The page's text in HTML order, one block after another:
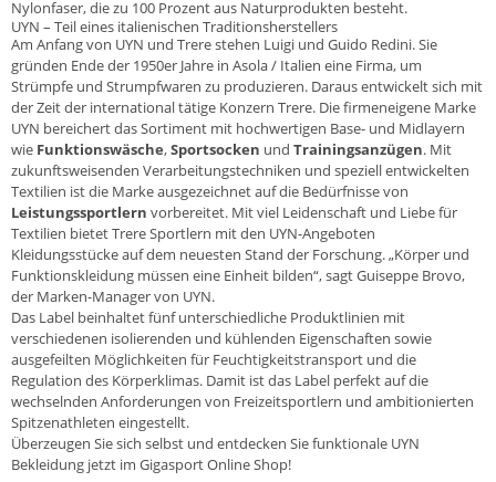
Nylonfaser, die zu 100 Prozent aus Naturprodukten besteht.
UYN – Teil eines italienischen Traditionsherstellers
Am Anfang von UYN und Trere stehen Luigi und Guido Redini. Sie
gründen Ende der 1950er Jahre in Asola / Italien eine Firma, um
Strümpfe und Strumpfwaren zu produzieren. Daraus entwickelt sich mit
der Zeit der international tätige Konzern Trere. Die firmeneigene Marke
UYN bereichert das Sortiment mit hochwertigen Base- und Midlayern
wie Funktionswäsche,Sportsocken und Trainingsanzügen. Mit
zukunftsweisenden Verarbeitungstechniken und speziell entwickelten
Textilien ist die Marke ausgezeichnet auf die Bedürfnisse von
Leistungssportlern vorbereitet. Mit viel Leidenschaft und Liebe für
Textilien bietet Trere Sportlern mit den UYN-Angeboten
Kleidungsstücke auf dem neuesten Stand der Forschung. „Körper und
Funktionskleidung müssen eine Einheit bilden“, sagt Guiseppe Brovo,
der Marken-Manager von UYN.
Das Label beinhaltet fünf unterschiedliche Produktlinien mit
verschiedenen isolierenden und kühlenden Eigenschaften sowie
ausgefeilten Möglichkeiten für Feuchtigkeitstransport und die
Regulation des Körperklimas. Damit ist das Label perfekt auf die
wechselnden Anforderungen von Freizeitsportlern und ambitionierten
Spitzenathleten eingestellt.
Überzeugen Sie sich selbst und entdecken Sie funktionale UYN
Bekleidung jetzt im Gigasport Online Shop!